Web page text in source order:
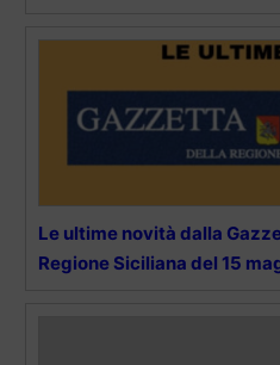
Le ultime novità dalla
Regione Siciliana del 15